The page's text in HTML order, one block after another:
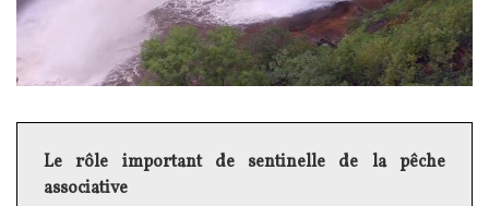
Texte
Le rôle important de sentinelle de la pêche
associative